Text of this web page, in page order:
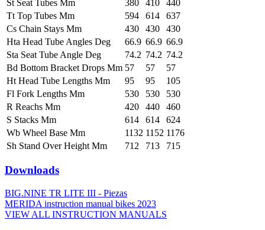
St Seat Tubes Mm
380 410
440
Tt Top Tubes Mm
594 614
637
Cs Chain Stays Mm
430 430
430
Hta Head Tube Angles Deg
66.9 66.9 66.9
Sta Seat Tube Angle Deg
74.2 74.2 74.2
Bd Bottom Bracket Drops Mm 57 57
57
Ht Head Tube Lengths Mm
95 95
105
Fl Fork Lengths Mm
530 530
530
R Reachs Mm
420 440
460
S Stacks Mm
614 614
624
Wb Wheel Base Mm
1132 1152 1176
Sh Stand Over Height Mm
712 713 715
Downloads
BIG.NINE TR LITE III - Piezas
MERIDA instruction manual bikes 2023
VIEW ALL INSTRUCTION MANUALS